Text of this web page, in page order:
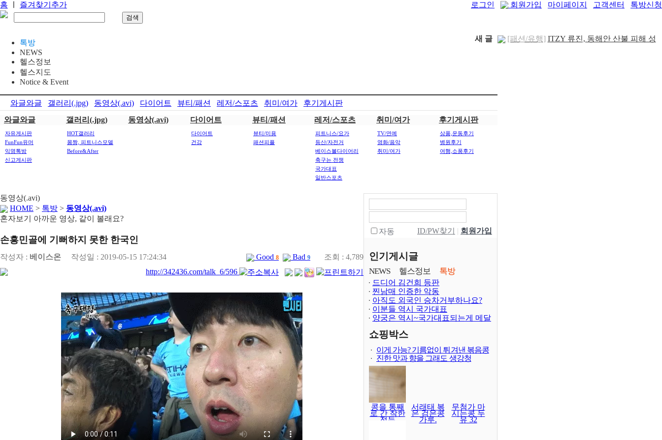
홈 즐겨찾기추가 로그인 회원가입 마이페이지 고객센터 톡방신청
톡방
NEWS
헬스정보
헬스지도
Notice & Event
새 글 [패션/유행] ITZY 류진, 동해안 산불 피해 성
음..
와글와글 갤러리(.jpg) 동영상(.avi) 다이어트 뷰티/패션 레저/스포츠 취미/여가
후기게시판
와글와글
자유게시판
FunFun유머
익명톡방
신고게시판
갤러리(.jpg)
HOT갤러리
몸짱, 피트니스모델
Before&After
동영상(.avi) 다이어트
다이어트
건강
뷰티/패션
뷰티/미용
패션피플
레저/스포츠
피트니스/요가
등산/자전거
베이스볼다이어리
축구는 전쟁
국가대표
일반스포츠
취미/여가
TV/연예
영화/음악
취미/여가
후기게시판
상품,운동후기
병원후기
여행,소풍후기
동영상(.avi)
HOME > 톡방 > 동영상(.avi)
혼자보기 아까운 영상, 같이 볼래요?
손흥민골에 기뻐하지 못한 한국인
작성자 : 베이스온 작성일 : 2019-05-15 17:24:34 Good 8 Bad 9
조회 : 4,789
http://342436.com/talk_6/596
자동 ID/PW찾기 | 회원가입
인기게시글
NEWS 헬스정보 톡방
드디어 김건희 등판
찐남매 인증한 악동
아직도 외국인 승차거부하나요?
이분들 역시 국가대표
양궁은 역시~국가대표되는게 메달
쇼핑박스
이게 가능? 기름없이 튀겨낸 볶음콩
진한 맛과 향을 그래도 생강청
콩을 통째
로 간 착한
전두
서래태 볶
은 검은콩
가루.
무첨가 마
시는콩 두
유 32